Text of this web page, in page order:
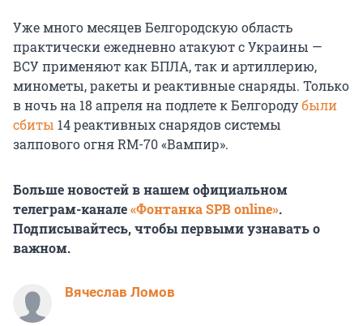
Уже много месяцев Белгородскую область
практически ежедневно атакуют с Украины —
ВСУ применяют как БПЛА, так и артиллерию,
минометы, ракеты и реактивные снаряды. Только
в ночь на 18 апреля на подлете к Белгородубыли
сбиты 14 реактивных снарядов системы
залпового огня RM-70 «Вампир».
Больше новостей в нашем официальном
телеграм-канале«Фонтанка SPB online».
Подписывайтесь, чтобы первыми узнавать о
важном.
Вячеслав Ломов